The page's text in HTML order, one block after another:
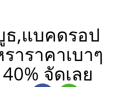
,แบคดรอป
าราคาเบาๆ
จัดเลย